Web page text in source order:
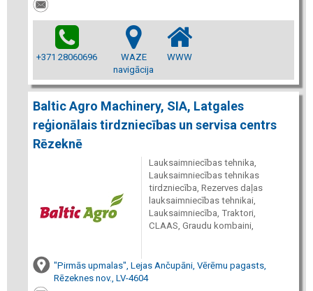
+371 28060696
WAZE
navigācija
WWW
Baltic Agro Machinery, SIA, Latgales
reģionālais tirdzniecības un servisa centrs
Rēzeknē
Lauksaimniecības tehnika,
Lauksaimniecības tehnikas
tirdzniecība, Rezerves daļas
lauksaimniecības tehnikai,
Lauksaimniecība, Traktori,
CLAAS, Graudu kombaini,
"Pirmās upmalas", Lejas Ančupāni, Vērēmu pagasts,
Rēzeknes nov., LV-4604